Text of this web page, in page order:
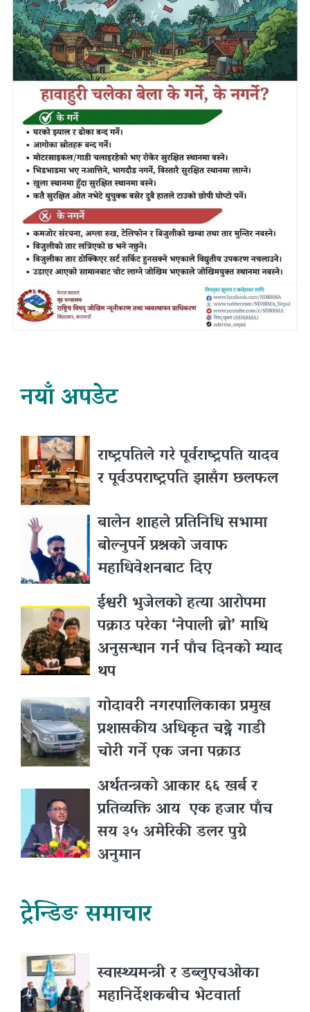
नयाँ अपडेट
राष्ट्रपतिले गरे पूर्वराष्ट्रपति यादव
र पूर्वउपराष्ट्रपति झासँग छलफल
बालेन शाहले प्रतिनिधि सभामा
बोल्नुपर्ने प्रश्नकाे जवाफ
महाधिवेशनबाट दिए
ईश्वरी भुजेलको हत्या आरोपमा
पक्राउ परेका ‘नेपाली ब्रो’ माथि
अनुसन्धान गर्न पाँच दिनको म्याद
थप
गोदावरी नगरपालिकाका प्रमुख
प्रशासकीय अधिकृत चढ्ने गाडी
चोरी गर्ने एक जना पक्राउ
अर्थतन्त्रको आकार ६६ खर्ब र
प्रतिव्यक्ति आय एक हजार पाँच
सय ३५ अमेरिकी डलर पुग्ने
अनुमान
ट्रेन्डिङ समाचार
स्वास्थ्यमन्त्री र डब्लुएचओका
महानिर्देशकबीच भेटवार्ता